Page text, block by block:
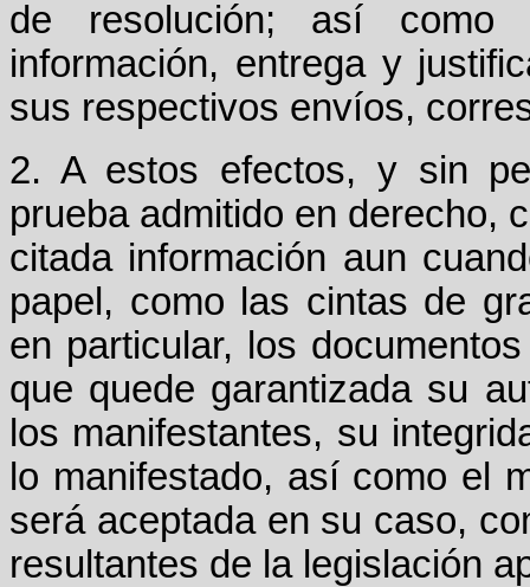
de resolución; así como
información, entrega y
sus respectivos envíos,
2. A estos efectos, y sin
prueba admitido en derecho,
citada información aun
papel, como las cintas de
en particular, los
que quede garantizada su
los manifestantes, su
lo manifestado, así como el
será aceptada en su caso,
resultantes de la legislación